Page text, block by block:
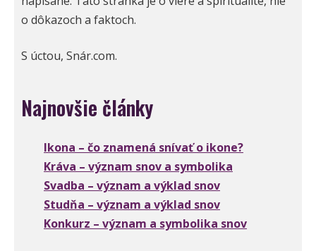
symbolika
o dôkazoch a faktoch.
S úctou, Snár.com.
Najnovšie články
Ikona – čo znamená snívať o ikone?
Kráva – význam snov a symbolika
Svadba – význam a výklad snov
Studňa – význam a výklad snov
Konkurz – význam a symbolika snov